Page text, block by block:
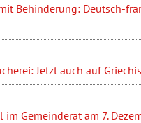
Behinderung: Deutsch-
Jetzt auch auf
im Gemeinderat am 7.